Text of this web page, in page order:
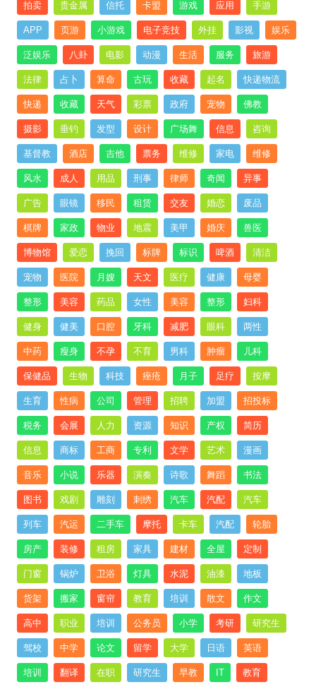
拍卖 贵金属 信托 卡盟 游戏 应用 手游
APP 页游 小游戏 电子竞技 外挂 影视 娱乐
泛娱乐 八卦 电影 动漫 生活 服务 旅游
法律 占卜 算命 古玩 收藏 起名 快递物流
快递 收藏 天气 彩票 政府 宠物 佛教
摄影 垂钓 发型 设计 广场舞 信息 咨询
基督教 酒店 吉他 票务 维修 家电 维修
风水 成人 用品 刑事 律师 奇闻 异事
广告 眼镜 移民 租赁 交友 婚恋 废品
棋牌 家政 物业 地震 美甲 婚庆 兽医
博物馆 爱恋 挽回 标牌 标识 啤酒 清洁
宠物 医院 月嫂 天文 医疗 健康 母婴
整形 美容 药品 女性 美容 整形 妇科
健身 健美 口腔 牙科 减肥 眼科 两性
中药 瘦身 不孕 不育 男科 肿瘤 儿科
保健品 生物 科技 痤疮 月子 足疗 按摩
生育 性病 公司 管理 招聘 加盟 招投标
税务 会展 人力 资源 知识 产权 简历
信息 商标 工商 专利 文学 艺术 漫画
音乐 小说 乐器 演奏 诗歌 舞蹈 书法
图书 戏剧 雕刻 刺绣 汽车 汽配 汽车
列车 汽运 二手车 摩托 卡车 汽配 轮胎
房产 装修 租房 家具 建材 全屋 定制
门窗 锅炉 卫浴 灯具 水泥 油漆 地板
货架 搬家 窗帘 教育 培训 散文 作文
高中 职业 培训 公务员 小学 考研 研究生
驾校 中学 论文 留学 大学 日语 英语
培训 翻译 在职 研究生 早教 IT 教育